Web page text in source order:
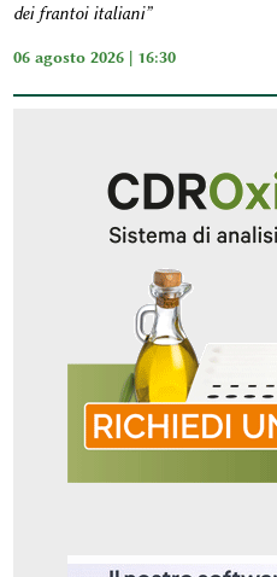
dei frantoi italiani”
06 agosto 2026 | 16:30